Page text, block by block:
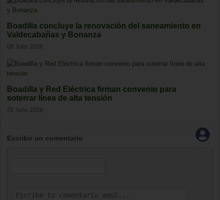
Boadilla concluye la renovación del saneamiento en
Valdecabañas y Bonanza
08 Julio 2026
Boadilla y Red Eléctrica firman convenio para
soterrar línea de alta tensión
25 Julio 2026
Escribir un comentario